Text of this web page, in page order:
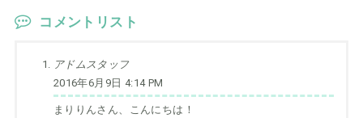
コメントリスト
アドムスタッフ
2016年6月9日 4:14 PM
まりりんさん、こんにちは！